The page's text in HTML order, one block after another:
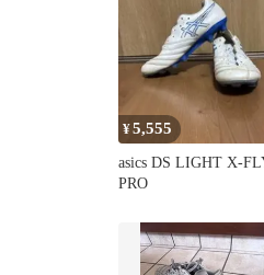
¥5,555
asics DS LIGHT X-
PRO